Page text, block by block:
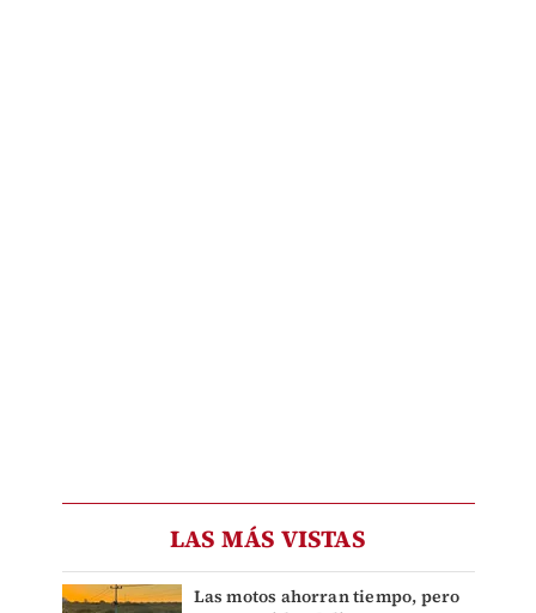
LAS MÁS VISTAS
Las motos ahorran tiempo, pero